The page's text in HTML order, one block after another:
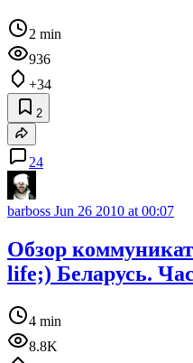
2 min
936
+34
2
24
barboss Jun 26 2010 at 00:07
Обзор
life;) Беларусь.
4 min
8.8K